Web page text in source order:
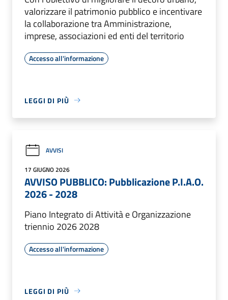
valorizzare il patrimonio pubblico e incentivare
la collaborazione tra Amministrazione,
imprese, associazioni ed enti del territorio
Accesso all'informazione
LEGGI DI PIÙ
AVVISI
17 GIUGNO 2026
AVVISO PUBBLICO: Pubblicazione P.I.A.O.
2026 - 2028
Piano Integrato di Attività e Organizzazione
triennio 2026 2028
Accesso all'informazione
LEGGI DI PIÙ